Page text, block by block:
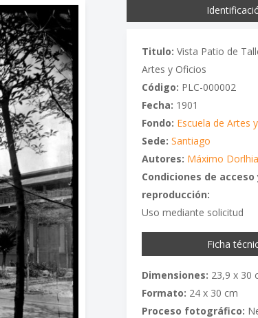
Titulo: Vista Patio de
Artes y Oficios
Código: PLC-000002
Fecha: 1901
Fondo: Escuela de Artes
Sede: Santiago
Autores: Máximo
Condiciones de acceso
reproducción:
Uso mediante solicitud
Ficha
Dimensiones: 23,9 x 30
Formato: 24 x 30 cm
Proceso fotográfico: